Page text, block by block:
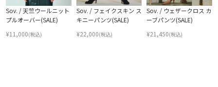
Sov. / 天竺ウールニット
プルオーバー(SALE)
¥11,000(税込)
Sov. / フェイクスキン ス
キニーパンツ(SALE)
¥22,000(税込)
Sov. / ウェザークロス カ
ーブパンツ(SALE)
¥21,450(税込)